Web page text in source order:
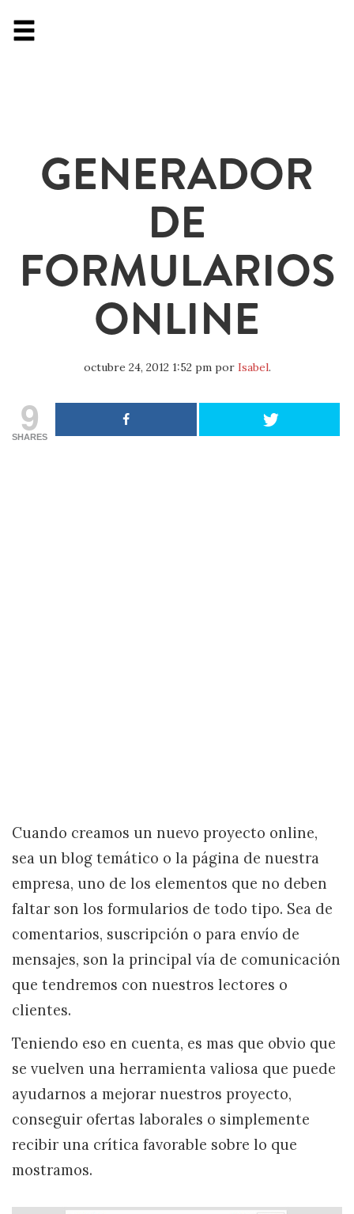
GENERADOR
DE
FORMULARIOS
ONLINE
octubre 24, 2012 1:52 pmpor Isabel.
9
SHARES
Cuando creamos un nuevo proyecto online,
sea un blog temático o la página de nuestra
empresa, uno de los elementos que no deben
faltar son los formularios de todo tipo. Sea de
comentarios, suscripción o para envío de
mensajes, son la principal vía de comunicación
que tendremos con nuestros lectores o
clientes.
Teniendo eso en cuenta, es mas que obvio que
se vuelven una herramienta valiosa que puede
ayudarnos a mejorar nuestros proyecto,
conseguir ofertas laborales o simplemente
recibir una crítica favorable sobre lo que
mostramos.